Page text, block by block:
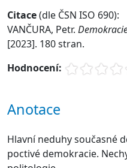
Citace(dle ČSN ISO 690):
VANČURA, Petr.
[2023]. 180 stran.
Hodnocení:
Anotace
Hlavní neduhy současné
poctivé demokracie.